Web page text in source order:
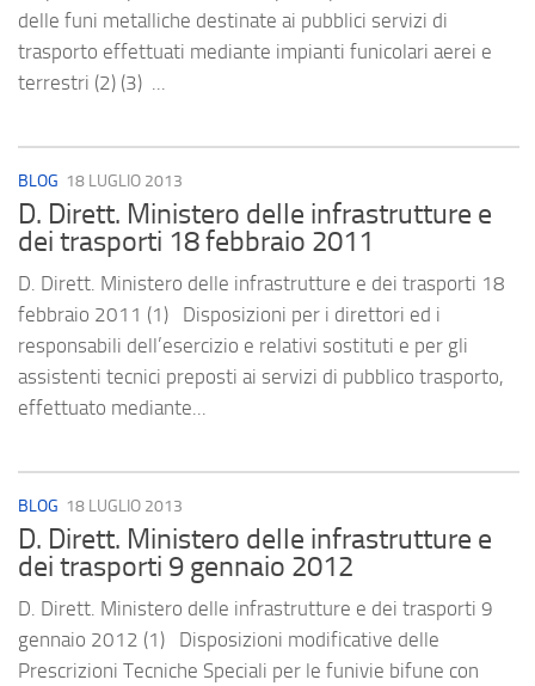
delle funi metalliche destinate ai pubblici servizi di
trasporto effettuati mediante impianti funicolari aerei e
terrestri (2) (3) ...
BLOG 18 LUGLIO 2013
D. Dirett. Ministero delle infrastrutture e
dei trasporti 18 febbraio 2011
D. Dirett. Ministero delle infrastrutture e dei trasporti 18
febbraio 2011 (1) Disposizioni per i direttori ed i
responsabili dell’esercizio e relativi sostituti e per gli
assistenti tecnici preposti ai servizi di pubblico trasporto,
effettuato mediante...
BLOG 18 LUGLIO 2013
D. Dirett. Ministero delle infrastrutture e
dei trasporti 9 gennaio 2012
D. Dirett. Ministero delle infrastrutture e dei trasporti 9
gennaio 2012 (1) Disposizioni modificative delle
Prescrizioni Tecniche Speciali per le funivie bifune con